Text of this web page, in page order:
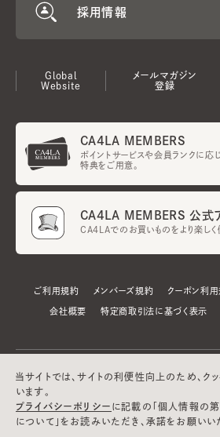
採用情報
Global
Website
メールマガジン
登録
CA4LA MEMBERS
ポイントサービスや会員ランクに応
特典をご用意。
CA4LA MEMBERS 公式
CA4LAでのお買いものをより楽しく
ご利用規約 メンバーズ規約 クーポン利
会社概要 特定商取引法に基づく表示
当サイトでは、サイトの利便性向上のため、ク
います。
プライバシーポリシー に記載の「個人情報の第
について」をお読みいただき、承諾をお願いい